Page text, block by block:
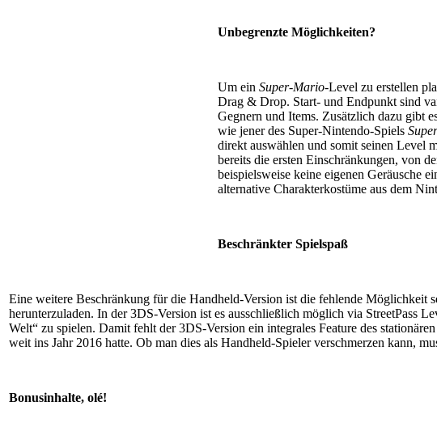
Unbegrenzte Möglichkeiten?
Um ein Super-Mario-Level zu erstellen
Drag & Drop. Start- und Endpunkt sind
Gegnern und Items. Zusätzlich dazu gibt
wie jener des Super-Nintendo-Spiels
direkt auswählen und somit seinen Level
bereits die ersten Einschränkungen, von
beispielsweise keine eigenen Geräusche
alternative Charakterkostüme aus dem
Beschränkter Spielspaß
Eine weitere Beschränkung für die Handheld-Version ist die fehlende Möglichkeit
herunterzuladen. In der 3DS-Version ist es ausschließlich möglich via StreetPass
Welt“ zu spielen. Damit fehlt der 3DS-Version ein integrales Feature des
weit ins Jahr 2016 hatte. Ob man dies als Handheld-Spieler verschmerzen kann,
Bonusinhalte, olé!